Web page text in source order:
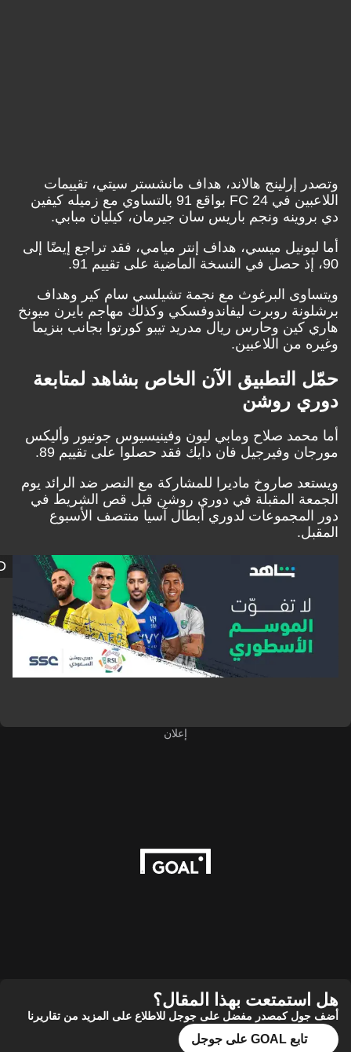
هالاند، هداف مانشستر سيتي، تقييمات
اللاعبين في FC 24 بواقع 91 بالتساوي مع زميله كيفين
ونجم باريس سان جيرمان، كيليان مبابي.
ميسي، هداف إنتر ميامي، فقد تراجع إيضًا إلى
البرغوث مع نجمة تشيلسي سام كير وهداف
روبرت ليفاندوفسكي وكذلك مهاجم بايرن ميونخ
وحارس ريال مدريد تيبو كورتوا بجانب بنزيما
اللاعبين.
الآن الخاص بشاهد لمتابعة
روشن
صلاح ومابي ليون وفينيسيوس جونيور وأليكس
فان دايك فقد حصلوا على تقييم 89.
ماديرا للمشاركة مع النصر ضد الرائد يوم
المقبلة في دوري روشن قبل قص الشريط في
لدوري أبطال آسيا منتصف الأسبوع
SHAHID
بهذا المقال؟
مفضل على جوجل للاطلاع على المزيد من تقاريرنا